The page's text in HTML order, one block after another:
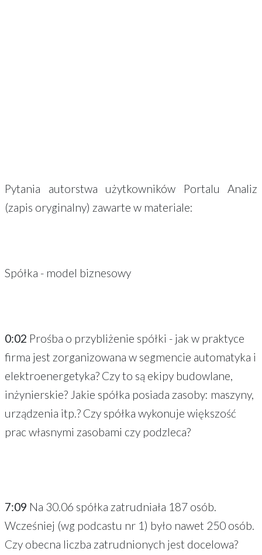
Pytania autorstwa użytkowników Portalu Analiz
(zapis oryginalny) zawarte w materiale:
Spółka - model biznesowy
0:02 Prośba o przybliżenie spółki - jak w praktyce
firma jest zorganizowana w segmencie automatyka i
elektroenergetyka? Czy to są ekipy budowlane,
inżynierskie? Jakie spółka posiada zasoby: maszyny,
urządzenia itp.? Czy spółka wykonuje większość
prac własnymi zasobami czy podzleca?
7:09 Na 30.06 spółka zatrudniała 187 osób.
Wcześniej (wg podcastu nr 1) było nawet 250 osób.
Czy obecna liczba zatrudnionych jest docelowa?